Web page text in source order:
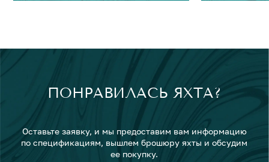
ПОНРАВИЛАСЬ ЯХТА?
Оставьте заявку, и мы предоставим вам информацию
по спецификациям, вышлем брошюру яхты и обсудим
ее покупку.